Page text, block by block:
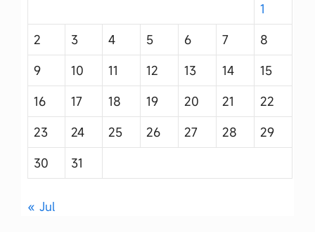
1
2
3 4 5 6 7
8
9
10 11 12 13 14
15
16
17 18 19 20 21
22
23
24 25 26 27 28
29
30
31
« Jul